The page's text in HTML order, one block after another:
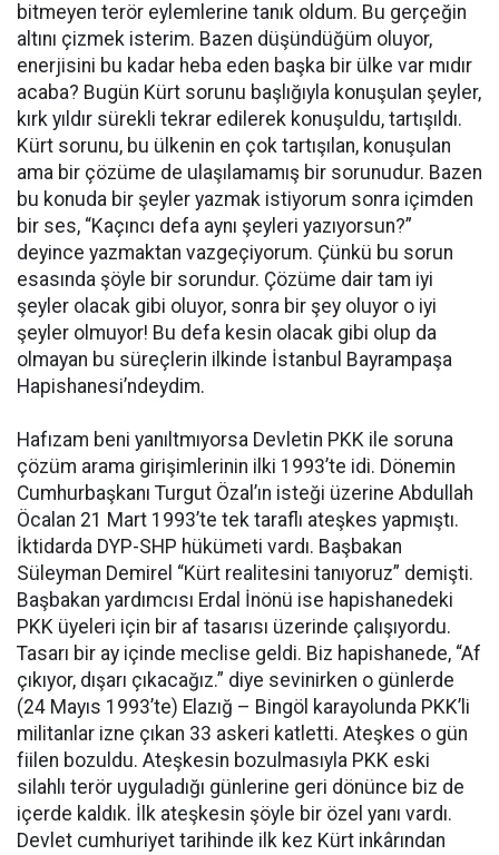
bitmeyen terör eylemlerine tanık oldum. Bu gerçeğin
altını çizmek isterim. Bazen düşündüğüm oluyor,
enerjisini bu kadar heba eden başka bir ülke var mıdır
acaba? Bugün Kürt sorunu başlığıyla konuşulan şeyler,
kırk yıldır sürekli tekrar edilerek konuşuldu, tartışıldı.
Kürt sorunu, bu ülkenin en çok tartışılan, konuşulan
ama bir çözüme de ulaşılamamış bir sorunudur. Bazen
bu konuda bir şeyler yazmak istiyorum sonra içimden
bir ses, “Kaçıncı defa aynı şeyleri yazıyorsun?”
deyince yazmaktan vazgeçiyorum. Çünkü bu sorun
esasında şöyle bir sorundur. Çözüme dair tam iyi
şeyler olacak gibi oluyor, sonra bir şey oluyor o iyi
şeyler olmuyor! Bu defa kesin olacak gibi olup da
olmayan bu süreçlerin ilkinde İstanbul Bayrampaşa
Hapishanesi’ndeydim.
Hafızam beni yanıltmıyorsa Devletin PKK ile soruna
çözüm arama girişimlerinin ilki 1993’te idi. Dönemin
Cumhurbaşkanı Turgut Özal’ın isteği üzerine Abdullah
Öcalan 21 Mart 1993’te tek taraflı ateşkes yapmıştı.
İktidarda DYP-SHP hükümeti vardı. Başbakan
Süleyman Demirel “Kürt realitesini tanıyoruz” demişti.
Başbakan yardımcısı Erdal İnönü ise hapishanedeki
PKK üyeleri için bir af tasarısı üzerinde çalışıyordu.
Tasarı bir ay içinde meclise geldi. Biz hapishanede, “Af
çıkıyor, dışarı çıkacağız.” diye sevinirken o günlerde
(24 Mayıs 1993’te) Elazığ – Bingöl karayolunda PKK’li
militanlar izne çıkan 33 askeri katletti. Ateşkes o gün
fiilen bozuldu. Ateşkesin bozulmasıyla PKK eski
silahlı terör uyguladığı günlerine geri dönünce biz de
içerde kaldık. İlk ateşkesin şöyle bir özel yanı vardı.
Devlet cumhuriyet tarihinde ilk kez Kürt inkârından